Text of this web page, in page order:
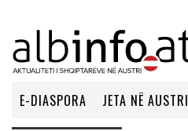
E-DIASPORA JETA NË AUSTRI